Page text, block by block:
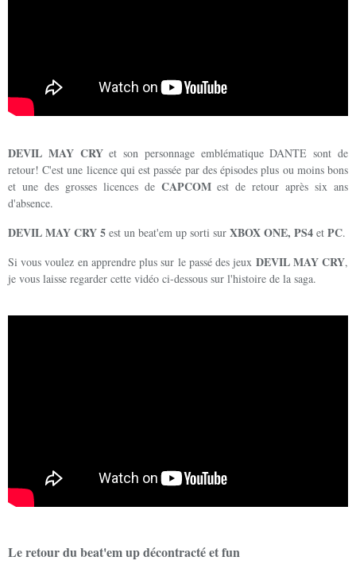
DEVIL MAY CRYet son personnage emblématique DANTE sont de
retour! C'est une licence qui est passée par des épisodes plus ou moins bons
et une des grosses licences de CAPCOMest de retour après six ans
d'absence.
DEVIL MAY CRY 5 est un beat'em up sorti sur XBOX ONE, PS4 et PC.
Si vous voulez en apprendre plus sur le passé des jeux DEVIL MAY CRY,
je vous laisse regarder cette vidéo ci-dessous sur l'histoire de la saga.
Le retour du beat'em up décontracté et fun